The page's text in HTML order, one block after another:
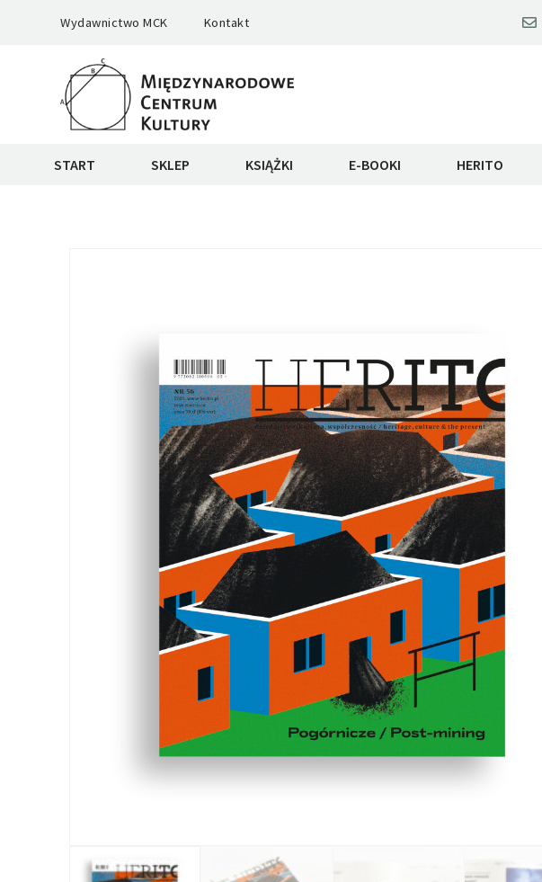
Wydawnictwo MCK Kontakt
START SKLEP KSIĄŻKI E-BOOKI HERITO